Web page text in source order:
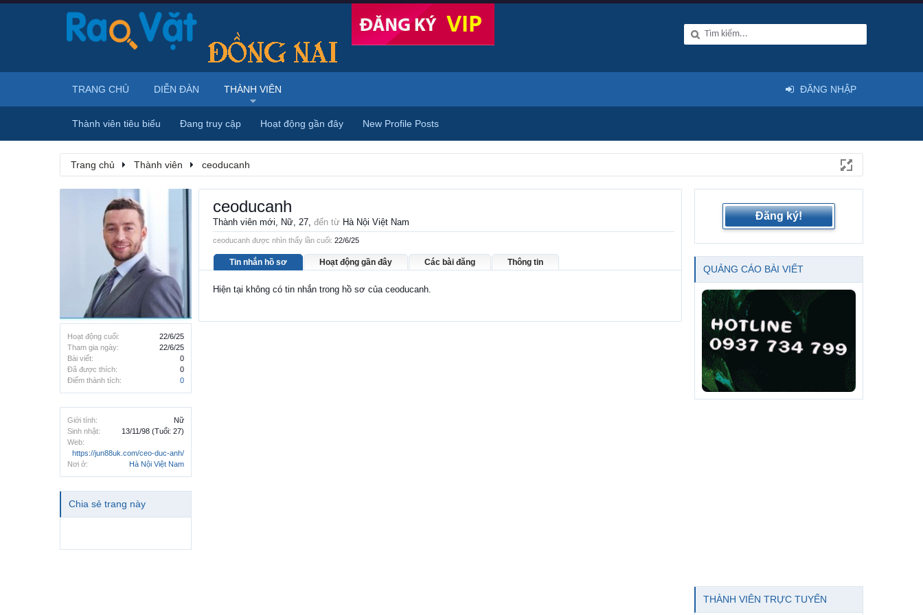
Trang chủ Thành viên ceoducanh
Hoạt động cuối:
22/6/25
Tham gia ngày:
22/6/25
Bài viết:
0
Đã được thích:
0
Điểm thành tích:
0
Giới tính:
Nữ
Sinh nhật:
13/11/98 (Tuổi: 27)
Web:
https://jun88uk.com/ceo-duc-anh/
Nơi ở:
Hà Nội Việt Nam
Chia sẻ trang này
ceoducanh
Thành viên mới, Nữ, 27, đến từ Hà Nội Việt Nam
ceoducanh được nhìn thấy lần cuối: 22/6/25
Tin nhắn hồ sơ Hoạt động gần đây Các bài đăng Thông tin
Hiện tại không có tin nhắn trong hồ sơ của ceoducanh.
Đăng ký!
QUẢNG CÁO BÀI VIẾT
THÀNH VIÊN TRỰC TUYẾN
TRANG CHỦ DIỄN ĐÀN THÀNH VIÊN
Thành viên tiêu biểu Đang truy cập Hoạt động gần đây New Profile Posts
ĐĂNG NHẬP